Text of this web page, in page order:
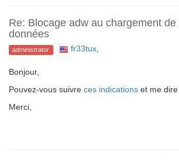
Re: Blocage adw au chargement
données
administrator fr33tux,
Bonjour,
Pouvez-vous suivre ces indications et me
Merci,